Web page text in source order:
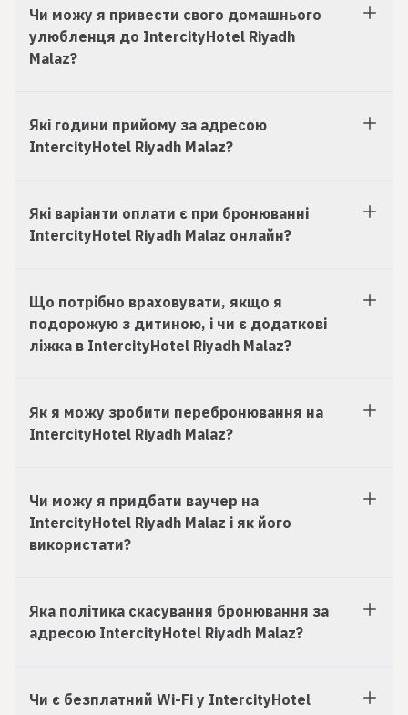
Чи можу я привести свого домашнього
улюбленця до IntercityHotel Riyadh
Malaz?
Які години прийому за адресою
IntercityHotel Riyadh Malaz?
Які варіанти оплати є при бронюванні
IntercityHotel Riyadh Malaz онлайн?
Що потрібно враховувати, якщо я
подорожую з дитиною, і чи є додаткові
ліжка в IntercityHotel Riyadh Malaz?
Як я можу зробити перебронювання на
IntercityHotel Riyadh Malaz?
Чи можу я придбати ваучер на
IntercityHotel Riyadh Malaz і як його
використати?
Яка політика скасування бронювання за
адресою IntercityHotel Riyadh Malaz?
Чи є безплатний Wi-Fi у IntercityHotel